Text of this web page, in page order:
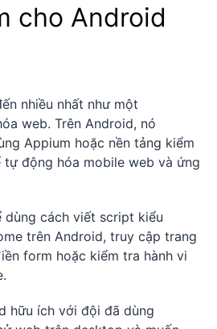
cho Android
nhiều nhất như một
web. Trên Android, nó
Appium hoặc nền tảng kiểm
động hóa mobile web và ứng
cách viết script kiểu
trên Android, truy cập trang
form hoặc kiểm tra hành vi
hữu ích với đội đã dùng